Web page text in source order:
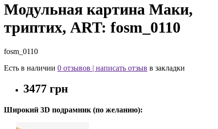
Модульная картина Маки,
триптих, ART: fosm_0110
fosm_0110
Есть в наличии 0 отзывов | написать отзыв в закладки
3477 грн
Широкий 3D подрамник (по желанию):